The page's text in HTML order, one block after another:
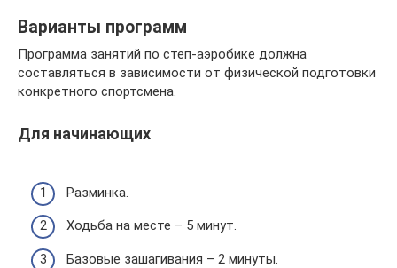
Варианты программ
Программа занятий по степ-аэробике должна
составляться в зависимости от физической подготовки
конкретного спортсмена.
Для начинающих
Разминка.
Ходьба на месте – 5 минут.
Базовые зашагивания – 2 минуты.